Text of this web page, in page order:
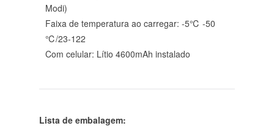
Modi)
Faixa de temperatura ao carregar: -5℃ -50
℃/23-122
Com celular: Lítio 4600mAh instalado
Lista de embalagem: